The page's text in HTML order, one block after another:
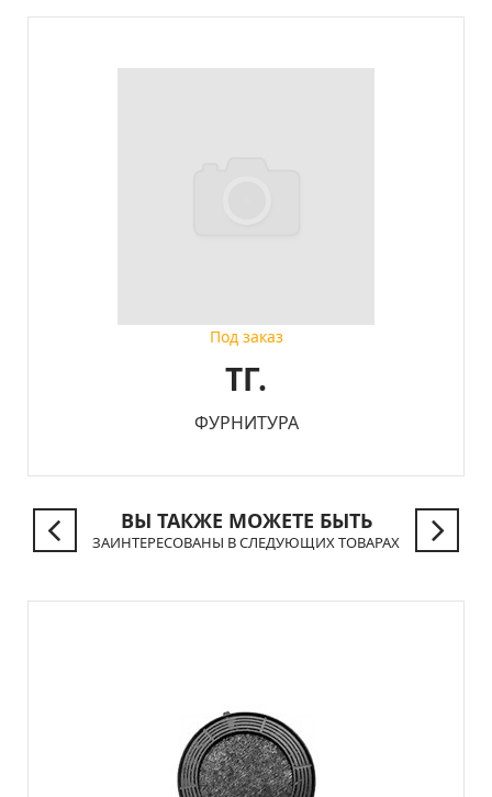
Под заказ
ТГ.
ФУРНИТУРА
ВЫ ТАКЖЕ МОЖЕТЕ БЫТЬ
ЗАИНТЕРЕСОВАНЫ В СЛЕДУЮЩИХ ТОВАРАХ